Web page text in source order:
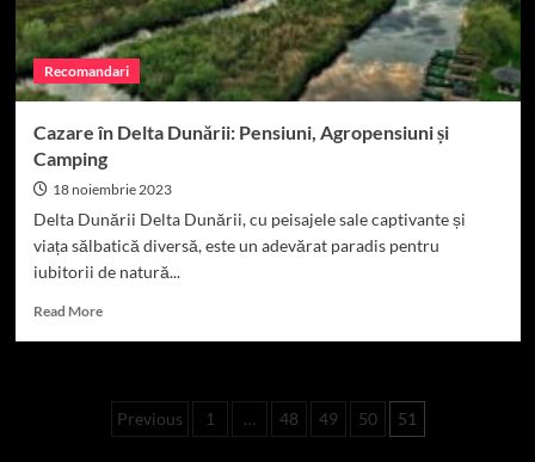
Recomandari
Cazare în Delta Dunării: Pensiuni, Agropensiuni și
Camping
18 noiembrie 2023
Delta Dunării Delta Dunării, cu peisajele sale captivante și
viața sălbatică diversă, este un adevărat paradis pentru
iubitorii de natură...
Read MoreRead
în
Delta
Paginație
Previous 1 … 48 49 50 51